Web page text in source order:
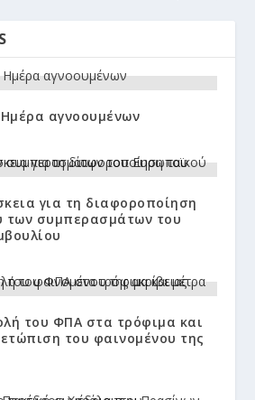
αγνοουμένων
για τη διαφοροποίηση
των συμπερασμάτων του
του ΦΠΑ στα τρόφιμα και
του φαινομένου της